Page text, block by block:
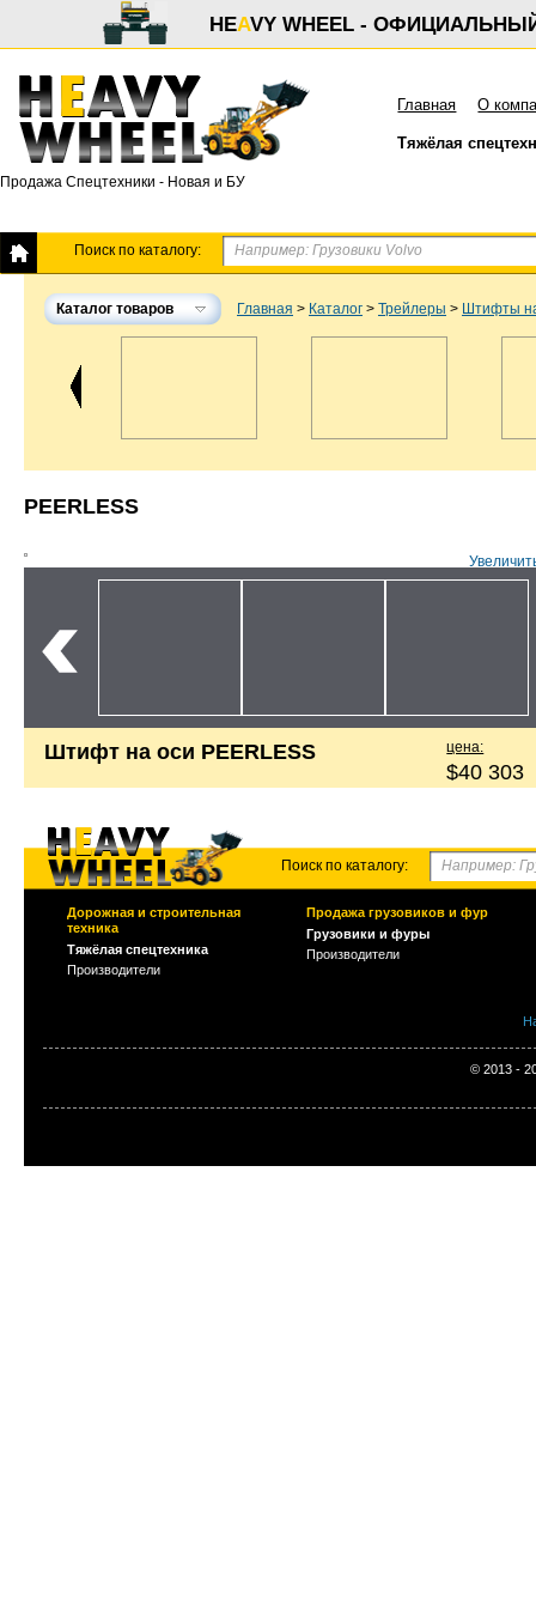
HEAVY WHEEL -
Продажа Спецтехники - Новая и БУ
Главная О
Тяжёлая
Поиск по каталогу:
Каталог товаров Главная > Каталог > Трейлеры > Штифты
PEERLESS
Штифт на оси PEERLESS цена:
$40 303
Поиск по каталогу:
Дорожная и строительная
техника
Тяжёлая спецтехника
Производители
Продажа грузовиков и фур
Грузовики и фуры
Производители
© 2013 -